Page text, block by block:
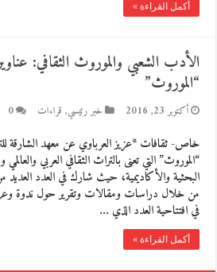
أكمل القراءة »
الأدب الشعبي والموروث الثقافي:
“الموروث”
أكتوبر 23, 2016 خبر رئيسي, قراءات 0
خاص- ثقافات *عزيز العرباوي عن معهد الشارقة
“الموروث” التي تعنى بالتراث الثقافي العربي
البحثية والأكاديمية، حيث شارك في العدد العديد
من خلال دراسات ومقالات وتقرير حول ندوة
في افتتاحية العدد الذي …
أكمل القراءة »